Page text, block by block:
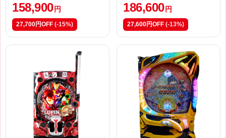
158,900 円
27,700円OFF (-15%)
186,600 円
27,600円OFF (-13%)